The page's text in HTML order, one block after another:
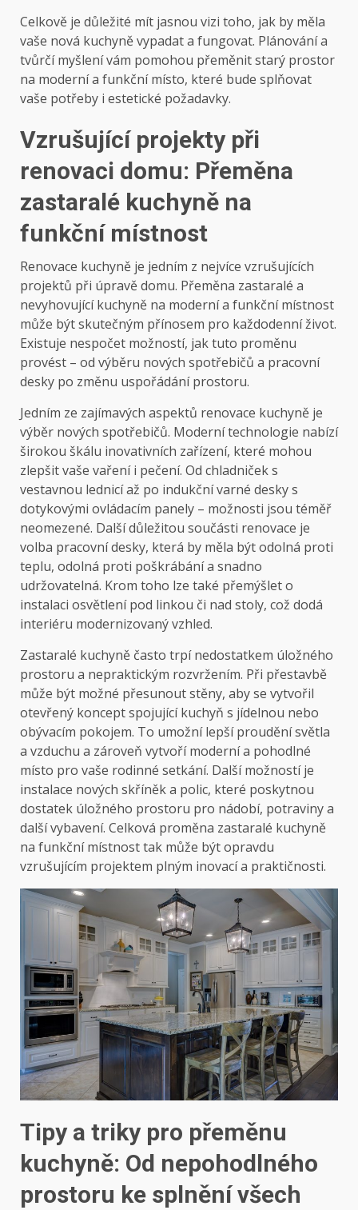
Celkově je důležité mít jasnou vizi toho, jak by měla
vaše nová kuchyně vypadat a fungovat. Plánování a
tvůrčí myšlení vám pomohou přeměnit starý prostor
na moderní a funkční místo, které bude splňovat
vaše potřeby i estetické požadavky.
Vzrušující projekty při
renovaci domu: Přeměna
zastaralé kuchyně na
funkční místnost
Renovace kuchyně je jedním z nejvíce vzrušujících
projektů při úpravě domu. Přeměna zastaralé a
nevyhovující kuchyně na moderní a funkční místnost
může být skutečným přínosem pro každodenní život.
Existuje nespočet možností, jak tuto proměnu
provést – od výběru nových spotřebičů a pracovní
desky po změnu uspořádání prostoru.
Jedním ze zajímavých aspektů renovace kuchyně je
výběr nových spotřebičů. Moderní technologie nabízí
širokou škálu inovativních zařízení, které mohou
zlepšit vaše vaření i pečení. Od chladniček s
vestavnou lednicí až po indukční varné desky s
dotykovými ovládacím panely – možnosti jsou téměř
neomezené. Další důležitou součásti renovace je
volba pracovní desky, která by měla být odolná proti
teplu, odolná proti poškrábání a snadno
udržovatelná. Krom toho lze také přemýšlet o
instalaci osvětlení pod linkou či nad stoly, což dodá
interiéru modernizovaný vzhled.
Zastaralé kuchyně často trpí nedostatkem úložného
prostoru a nepraktickým rozvržením. Při přestavbě
může být možné přesunout stěny, aby se vytvořil
otevřený koncept spojující kuchyň s jídelnou nebo
obývacím pokojem. To umožní lepší proudění světla
a vzduchu a zároveň vytvoří moderní a pohodlné
místo pro vaše rodinné setkání. Další možností je
instalace nových skříněk a polic, které poskytnou
dostatek úložného prostoru pro nádobí, potraviny a
další vybavení. Celková proměna zastaralé kuchyně
na funkční místnost tak může být opravdu
vzrušujícím projektem plným inovací a praktičnosti.
Tipy a triky pro přeměnu
kuchyně: Od nepohodlného
prostoru ke splnění všech